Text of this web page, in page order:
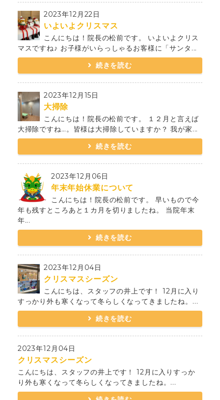
2023年12月22日
いよいよクリスマス
こんにちは！院長の松前です。 いよいよクリス
マスですね♪ お子様がいらっしゃるお客様に「サンタ...
続きを読む
2023年12月15日
大掃除
こんにちは！院長の松前です。 １２月と言えば
大掃除ですね…。皆様は大掃除していますか？ 我が家...
続きを読む
2023年12月06日
年末年始休業について
こんにちは！院長の松前です。 早いもので今
年も残すところあと１カ月を切りましたね。 当院年末
年...
続きを読む
2023年12月04日
クリスマスシーズン
こんにちは、スタッフの井上です！ 12月に入り
すっかり外も寒くなって冬らしくなってきましたね。...
続きを読む
2023年12月04日
クリスマスシーズン
こんにちは、スタッフの井上です！ 12月に入りすっか
り外も寒くなって冬らしくなってきましたね。...